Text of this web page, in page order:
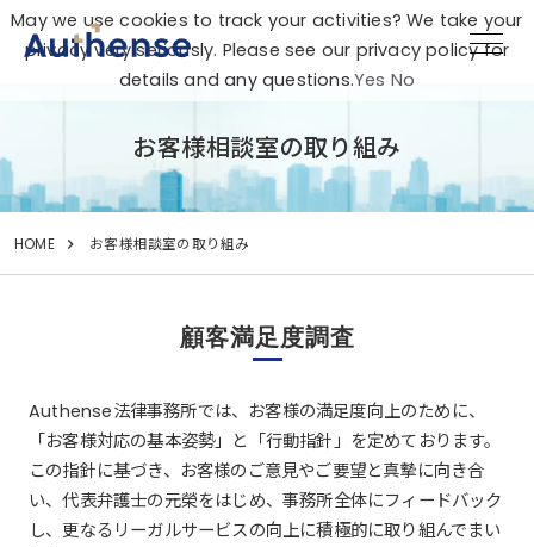
お客様相談室の取り組み
HOME お客様相談室の取り組み
顧客満足度調査
Authense法律事務所では、お客様の満足度向上のために、
「お客様対応の基本姿勢」と「行動指針」を定めております。
この指針に基づき、お客様のご意見やご要望と真摯に向き合
い、代表弁護士の元榮をはじめ、 事務所全体にフィードバック
し、更なるリーガルサービスの向上に積極的に取り組んでまい
May we use cookies to track your activities? We take your
privacy very seriously. Please see our privacy policy for
details and any questions.Yes No